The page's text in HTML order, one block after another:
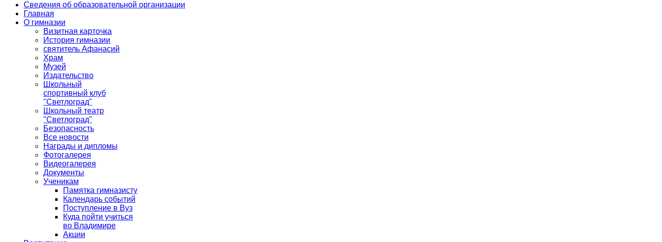
Сведения об образовательной организации
Главная
О гимназии
Визитная карточка
История гимназии
святитель Афанасий
Храм
Музей
Издательство
Школьный
спортивный клуб
"Светлоград"
Школьный театр
"Светлоград"
Безопасность
Все новости
Награды и дипломы
Фотогалерея
Видеогалерея
Документы
Ученикам
Памятка гимназисту
Календарь событий
Поступление в Вуз
Куда пойти учиться
во Владимире
Акции